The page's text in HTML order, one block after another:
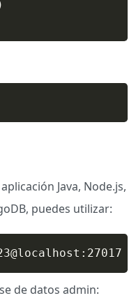
Java, Node.js,
puedes utilizar:
de datos admin: